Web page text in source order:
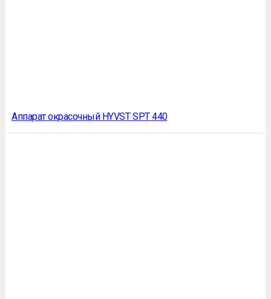
Аппарат окрасочный HYVST SPT 440